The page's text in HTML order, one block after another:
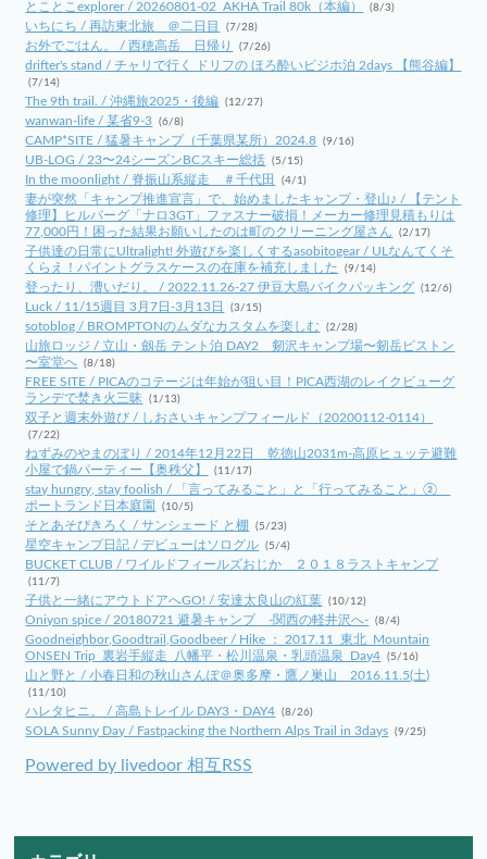
とことこexplorer / 20260801-02_AKHA Trail 80k（本編） (8/3)
いちにち / 再訪東北旅 ＠二日目 (7/28)
お外でごはん。 / 西穂高岳 日帰り (7/26)
drifter's stand / チャリで行く ドリフの ほろ酔いビジホ泊 2days 【熊谷編】
(7/14)
The 9th trail. / 沖縄旅2025・後編 (12/27)
wanwan-life / 某省9-3 (6/8)
CAMP*SITE / 猛暑キャンプ（千葉県某所）2024.8 (9/16)
UB-LOG / 23〜24シーズンBCスキー総括 (5/15)
In the moonlight / 脊振山系縦走 ＃千代田 (4/1)
妻が突然「キャンプ推進宣言」で、始めましたキャンプ・登山♪ / 【テント
修理】ヒルバーグ「ナロ3GT」ファスナー破損！メーカー修理見積もりは
77,000円！困った結果お願いしたのは町のクリーニング屋さん
(2/17)
子供達の日常にUltralight! 外遊びを楽しくするasobitogear / ULなんてくそ
くらえ！パイントグラスケースの在庫を補充しました
(9/14)
登ったり、漕いだり。 / 2022.11.26-27 伊豆大島バイクパッキング (12/6)
Luck / 11/15週目 3月7日-3月13日 (3/15)
sotoblog / BROMPTONのムダなカスタムを楽しむ (2/28)
山旅ロッジ / 立山・劔岳 テント泊 DAY2 剱沢キャンプ場〜剱岳ピストン
〜室堂へ (8/18)
FREE SITE / PICAのコテージは年始が狙い目！PICA西湖のレイクビューグ
ランデで焚き火三昧
(1/13)
双子と週末外遊び / しおさいキャンプフィールド（20200112-0114）
(7/22)
ねずみのやまのぼり / 2014年12月22日 乾徳山2031m-高原ヒュッテ避難
小屋で鍋パーティー【奥秩父】
(11/17)
stay hungry, stay foolish / 「言ってみること」と「行ってみること」②
ポートランド日本庭園
(10/5)
そとあそびきろく / サンシェード と棚 (5/23)
星空キャンプ日記 / デビューはソログル (5/4)
BUCKET CLUB / ワイルドフィールズおじか ２０１８ラストキャンプ
(11/7)
子供と一緒にアウトドアへGO! / 安達太良山の紅葉 (10/12)
Oniyon spice / 20180721 避暑キャンプ -関西の軽井沢へ- (8/4)
Goodneighbor,Goodtrail,Goodbeer / Hike ： 2017.11_東北_Mountain
ONSEN Trip_裏岩手縦走_八幡平・松川温泉・乳頭温泉_Day4 (5/16)
山と野と / 小春日和の秋山さんぽ＠奥多摩・鷹ノ巣山 2016.11.5(土)
(11/10)
ハレタヒニ。 / 高島トレイル DAY3・DAY4 (8/26)
SOLA Sunny Day / Fastpacking the Northern Alps Trail in 3days (9/25)
Powered by livedoor 相互RSS